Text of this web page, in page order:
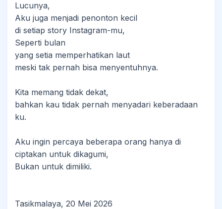
‎Lucunya,
‎Aku juga menjadi penonton kecil
‎di setiap story Instagram-mu,
‎Seperti bulan
‎yang setia memperhatikan laut
‎meski tak pernah bisa menyentuhnya.
‎Kita memang tidak dekat,
bahkan kau tidak pernah menyadari keberadaan
ku.
‎Aku ingin percaya beberapa orang hanya di
ciptakan untuk dikagumi,
‎Bukan untuk dimiliki.
Tasikmalaya, 20 Mei 2026